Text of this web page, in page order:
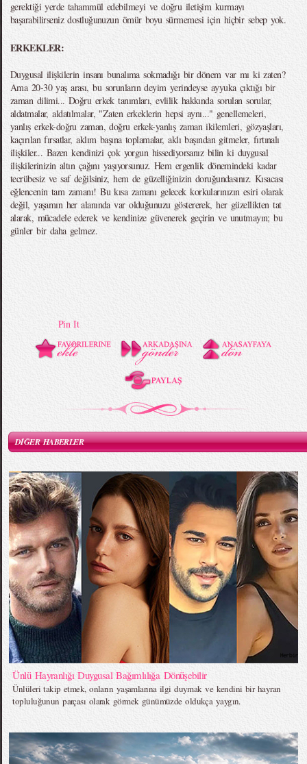
gerektiği yerde tahammül edebilmeyi ve doğru iletişim kurmayı
başarabilirseniz dostluğunuzun ömür boyu sürmemesi için hiçbir sebep yok.
ERKEKLER:
Duygusal ilişkilerin insanı bunalıma sokmadığı bir dönem var mı ki zaten?
Ama 20-30 yaş arası, bu sorunların deyim yerindeyse ayyuka çıktığı bir
zaman dilimi... Doğru erkek tanımları, evlilik hakkında sorulan sorular,
aldatmalar, aldatılmalar, "Zaten erkeklerin hepsi aynı..." genellemeleri,
yanlış erkek-doğru zaman, doğru erkek-yanlış zaman ikilemleri, gözyaşları,
kaçırılan fırsatlar, aklım başına toplamalar, aklı başından gitmeler, fırtınalı
ilişkiler... Bazen kendinizi çok yorgun hissediyorsanız bilin ki duygusal
ilişkilerinizin altın çağını yaşıyorsunuz. Hem ergenlik dönemindeki kadar
tecrübesiz ve saf değilsiniz, hem de güzelliğinizin doruğundasınız. Kısacası
eğlencenin tam zamanı! Bu kısa zamanı gelecek korkularınızın esiri olarak
değil, yaşamın her alanında var olduğunuzu göstererek, her güzellikten tat
alarak, mücadele ederek ve kendinize güvenerek geçirin ve unutmayın; bu
günler bir daha gelmez.
Pin It
DİĞER HABERLER
Ünlü Hayranlığı Duygusal Bağımlılığa Dönüşebilir
Ünlüleri takip etmek, onların yaşamlarına ilgi duymak ve kendini bir hayran
topluluğunun parçası olarak görmek günümüzde oldukça yaygın.